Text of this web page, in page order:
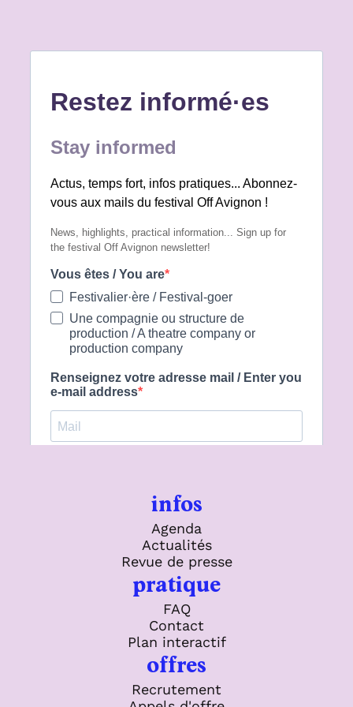
plus grande vigilance et à agir
collectivement pour prévenir, signaler et
racisme. Une cellule d’écoute est
safer@festivaloffavignon.com. La liberté
de création ne peut exister sans le respect
de la dignité humaine. Défendre le festival
Off Avignon, c’est défendre un espace
ouvert à toutes et à tous, fondé sur
toute discrimination. -- Pour le Conseil
d'administration d'Avignon Festival &
Compagnies (AF&C), Laurent Domingos et
Raymond Yana, Coprésidents Harold David,
Directeur délégué
infos
Agenda
Actualités
Revue de presse
pratique
FAQ
Contact
Plan interactif
offres
Recrutement